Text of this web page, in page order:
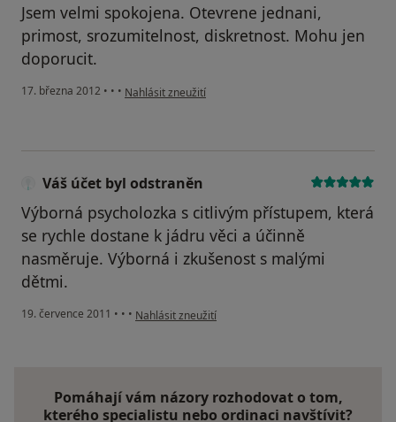
Jsem velmi spokojena. Otevrene jednani,
primost, srozumitelnost, diskretnost. Mohu jen
doporucit.
17. března 2012 • • • podle názoru uživatele Karina P.
Nahlásit zneužití
Váš účet byl odstraněn
Výborná psycholozka s citlivým přístupem, která
se rychle dostane k jádru věci a účinně
nasměruje. Výborná i zkušenost s malými
dětmi.
19. července 2011 • • • podle názoru uživatele Váš účet byl odstraněn
Nahlásit zneužití
Pomáhají vám názory rozhodovat o tom,
kterého specialistu nebo ordinaci navštívit?